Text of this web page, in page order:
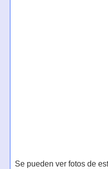
Se pueden ver fotos de